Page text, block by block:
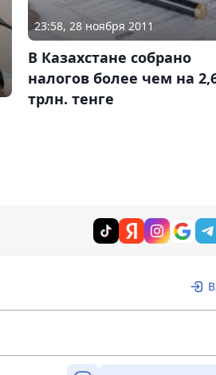
23:58, 28 ноября 2011
В Казахстане собрано
налогов более чем на
трлн. тенге